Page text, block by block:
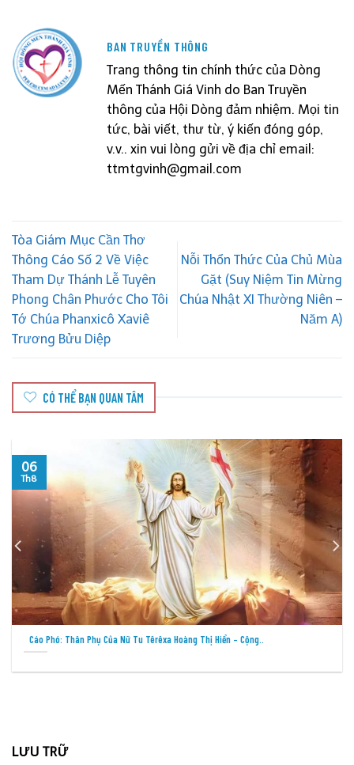
BAN TRUYỀN THÔNG
Trang thông tin chính thức của Dòng
Mến Thánh Giá Vinh do Ban Truyền
thông của Hội Dòng đảm nhiệm. Mọi tin
tức, bài viết, thư từ, ý kiến đóng góp,
v.v.. xin vui lòng gửi về địa chỉ email:
ttmtgvinh@gmail.com
Tòa Giám Mục Cần Thơ
Thông Cáo Số 2 Về Việc
Tham Dự Thánh Lễ Tuyên
Phong Chân Phước Cho Tôi
Tớ Chúa Phanxicô Xaviê
Trương Bửu Diệp
Nỗi Thổn Thức Của Chủ Mùa
Gặt (Suy Niệm Tin Mừng
Chúa Nhật XI Thường Niên –
Năm A)
CÓ THỂ BẠN QUAN TÂM
Cầu Nguyện Cho Việc Loan Báo Tin Mừng Tại Các Thành Phố –..
05
Th8
LƯU TRỮ